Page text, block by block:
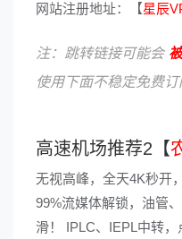
网站注册地址：【星辰
注：跳转链接可能会
使用下面不稳定免费
高速机场推荐2【
无视高峰，全天4K秒开
99%流媒体解锁，油管
滑！ IPLC、IEPL中转，